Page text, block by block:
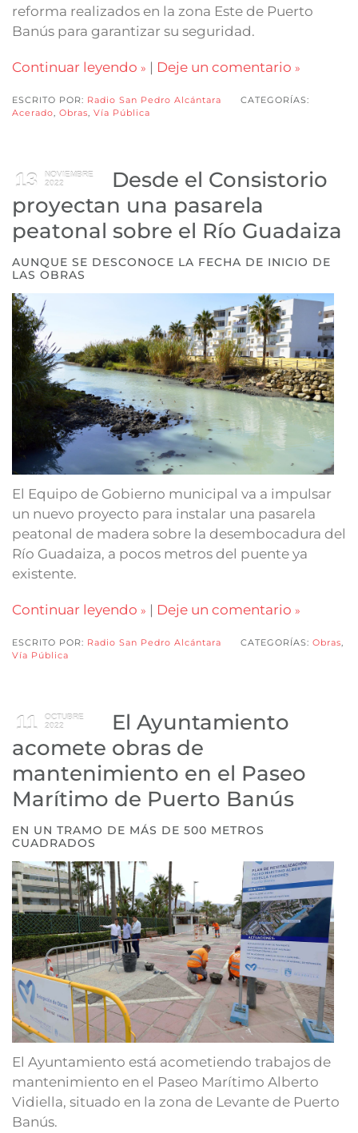
reforma realizados en la zona Este de Puerto
Banús para garantizar su seguridad.
Continuar leyendo | Deje un comentario
ESCRITO POR: Radio San Pedro Alcántara
CATEGORÍAS:
Acerado, Obras, Vía Pública
13
NOVIEMBRE
2022
Desde el Consistorio
proyectan una pasarela
peatonal sobre el Río Guadaiza
AUNQUE SE DESCONOCE LA FECHA DE INICIO DE
LAS OBRAS
El Equipo de Gobierno municipal va a impulsar
un nuevo proyecto para instalar una pasarela
peatonal de madera sobre la desembocadura del
Río Guadaiza, a pocos metros del puente ya
existente.
Continuar leyendo | Deje un comentario
ESCRITO POR: Radio San Pedro Alcántara CATEGORÍAS: Obras,
Vía Pública
11
OCTUBRE
2022
El Ayuntamiento
acomete obras de
mantenimiento en el Paseo
Marítimo de Puerto Banús
EN UN TRAMO DE MÁS DE 500 METROS
CUADRADOS
El Ayuntamiento está acometiendo trabajos de
mantenimiento en el Paseo Marítimo Alberto
Vidiella, situado en la zona de Levante de Puerto
Banús.